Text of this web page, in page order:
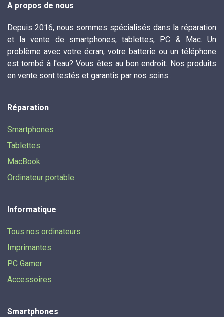
A propos de nous
Depuis 2016, nous sommes spécialisés dans la réparation
et la vente de smartphones, tablettes, PC & Mac. Un
problème avec votre écran, votre batterie ou un téléphone
est tombé à l'eau? Vous êtes au bon endroit. Nos produits
en vente sont testés et garantis par nos soins .
Réparation
Smartphones
Tablettes
MacBook
Ordinateur portable
Informatique
Tous nos ordinateurs
Imprimantes
PC Gamer
Accessoires
Smartphones